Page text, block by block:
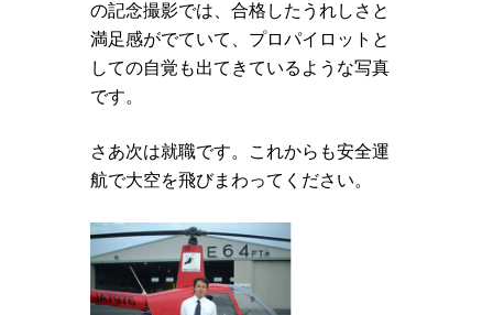
の記念撮影では、合格したうれしさと
満足感がでていて、プロパイロットと
しての自覚も出てきているような写真
です。
さあ次は就職です。これからも安全運
航で大空を飛びまわってください。